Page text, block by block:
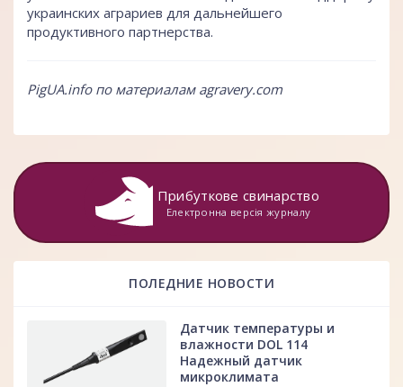
украинских аграриев для дальнейшего
продуктивного партнерства.
PigUA.info по материаламаgravery.com
Прибуткове свинарство
Електронна версія журналу
ПОЛЕДНИЕ НОВОСТИ
Датчик температуры и
влажности DOL 114
Надежный датчик
микроклимата